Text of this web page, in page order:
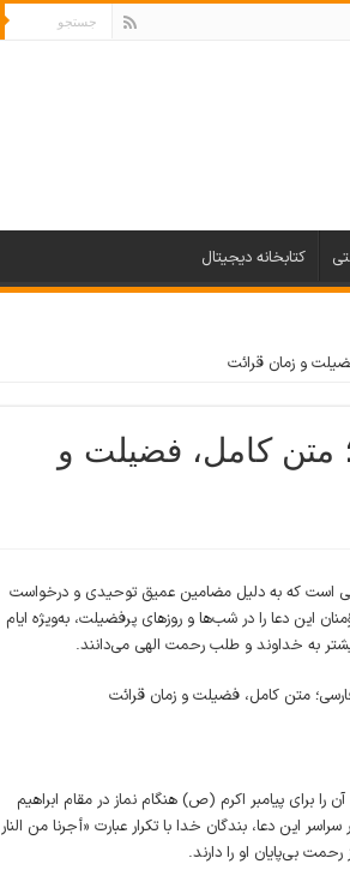
کتابخانه دیجیتال
و زمان قرائت
متن کامل، فضیلت و
است که به دلیل مضامین عمیق توحیدی و درخواست
این دعا را در شب‌ها و روزهای پرفضیلت، به‌ویژه ایام
به خداوند و طلب رحمت الهی می‌دانند.
برای پیامبر اکرم (ص) هنگام نماز در مقام ابراهیم
این دعا، بندگان خدا با تکرار عبارت «أجرنا من النار
بی‌پایان او را دارند.